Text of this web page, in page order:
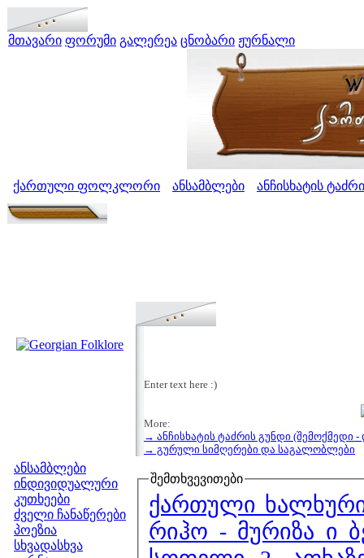
მთავარი ფორუმი გალერეა ცნობარი ჟურნალი
ქართული ფოლკლორი ანსამბლები ანჩისხატის
ანსამბლები
ინდივიდუალური
კუთხეები
ძველი ჩანაწერები
პოეზია
სხვადასხვა
Enter text here :)
More:
→ ანჩისხატის ტაძრის გუნდი (შემოქმედი
→ გურული სიმღერები და საგალობლები
შემთხვევითები
ქართული
რიჰო - მურიზა ი